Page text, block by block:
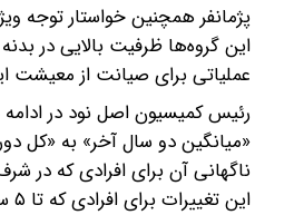
پژمانفر همچنین خواستار توجه
این گروه‌ها ظرفیت بالایی در
عملیاتی برای صیانت از معیشت
رئیس کمیسیون اصل نود در ادامه
«میانگین دو سال آخر» به «کل
ناگهانی آن برای افرادی که در